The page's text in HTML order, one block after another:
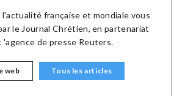
l'actualité française et mondiale vous
le Journal Chrétien, en partenariat
'agence de presse Reuters.
web Tous les articles